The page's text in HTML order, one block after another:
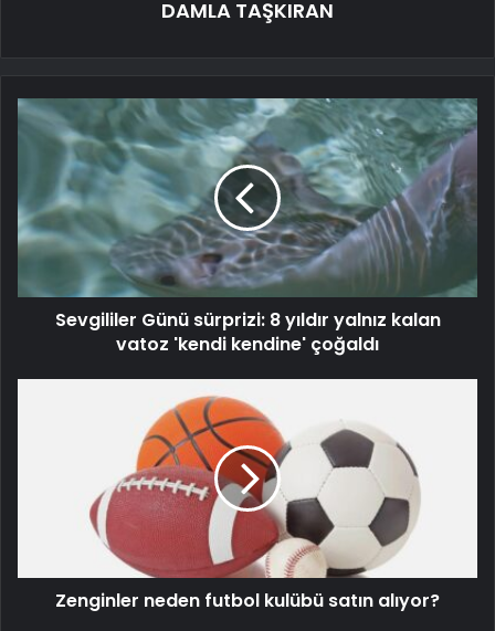
DAMLA TAŞKIRAN
Sevgililer Günü sürprizi: 8 yıldır yalnız kalan
vatoz 'kendi kendine' çoğaldı
Zenginler neden futbol kulübü satın alıyor?